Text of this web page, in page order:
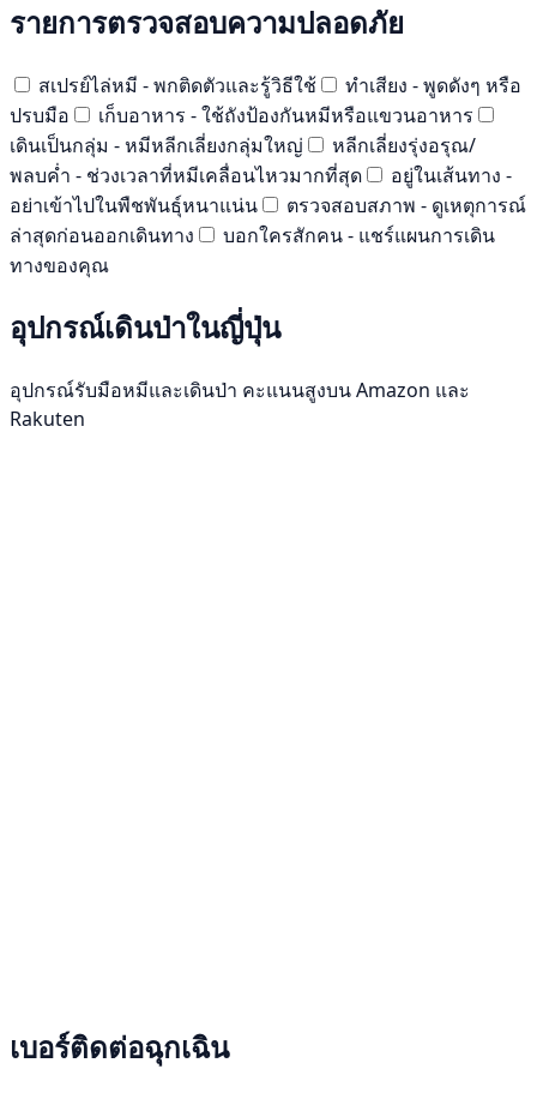
รายการตรวจสอบความปลอดภัย
สเปรย์ไล่หมี - พกติดตัวและรู้วิธีใช้
ทำเสียง - พูดดังๆ หรือ
ปรบมือ
เก็บอาหาร - ใช้ถังป้องกันหมีหรือแขวนอาหาร
เดินเป็นกลุ่ม - หมีหลีกเลี่ยงกลุ่มใหญ่
หลีกเลี่ยงรุ่งอรุณ/
พลบค่ำ - ช่วงเวลาที่หมีเคลื่อนไหวมากที่สุด
อยู่ในเส้นทาง -
อย่าเข้าไปในพืชพันธุ์หนาแน่น
ตรวจสอบสภาพ - ดูเหตุการณ์
ล่าสุดก่อนออกเดินทาง
บอกใครสักคน - แชร์แผนการเดิน
ทางของคุณ
อุปกรณ์เดินป่าในญี่ปุ่น
อุปกรณ์รับมือหมีและเดินป่า คะแนนสูงบน Amazon และ
Rakuten
เบอร์ติดต่อฉุกเฉิน